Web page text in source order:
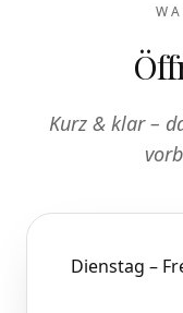
Kurz & klar –
Dienstag –